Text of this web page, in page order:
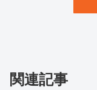
関連記事